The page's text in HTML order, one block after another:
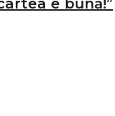
e bună!”